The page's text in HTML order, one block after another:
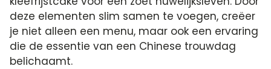
deze elementen slim samen te voegen, creëer
je niet alleen een menu, maar ook een ervaring
die de essentie van een Chinese trouwdag
belichaamt.